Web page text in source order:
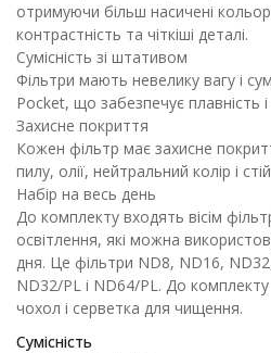
отримуючи більш насичені
контрастність та чіткіші деталі.
Сумісність зі штативом
Фільтри мають невелику вагу і
Pocket, що забезпечує плавність і
Захисне покриття
Кожен фільтр має захисне
пилу, олії, нейтральний колір і
Набір на весь день
До комплекту входять вісім
освітлення, які можна
дня. Це фільтри ND8, ND16,
ND32/PL і ND64/PL. До
чохол і серветка для чищення.
Сумісність